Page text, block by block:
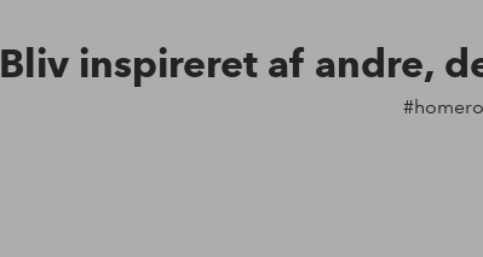
Bliv inspireret af andre,